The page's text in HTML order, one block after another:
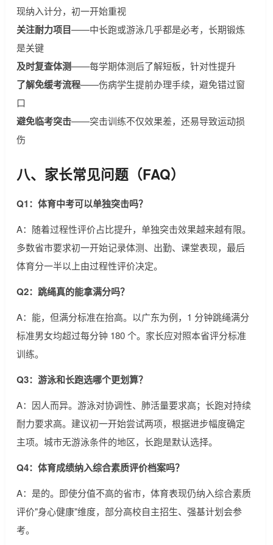
现纳入计分，初一开始重视
关注耐力项目——中长跑或游泳几乎都是必考，长期锻炼
是关键
及时复查体测——每学期体测后了解短板，针对性提升
了解免缓考流程——伤病学生提前办理手续，避免错过窗
口
避免临考突击——突击训练不仅效果差，还易导致运动损
伤
八、家长常见问题（FAQ）
Q1：体育中考可以单独突击吗？
A：随着过程性评价占比提升，单独突击效果越来越有限。
多数省市要求初一开始记录体测、出勤、课堂表现，最后
体育分一半以上由过程性评价决定。
Q2：跳绳真的能拿满分吗？
A：能，但满分标准在抬高。以广东为例，1 分钟跳绳满分
标准男女均超过每分钟 180 个。家长应对照本省评分标准
训练。
Q3：游泳和长跑选哪个更划算？
A：因人而异。游泳对协调性、肺活量要求高；长跑对持续
耐力要求高。建议初一开始尝试两项，根据进步幅度确定
主项。城市无游泳条件的地区，长跑是默认选择。
Q4：体育成绩纳入综合素质评价档案吗？
A：是的。即使分值不高的省市，体育表现仍纳入综合素质
评价"身心健康"维度，部分高校自主招生、强基计划会参
考。